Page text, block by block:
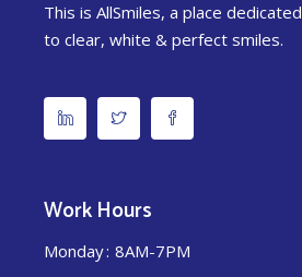
This is AllSmiles, a place dedicated
to clear, white & perfect smiles.
Work Hours
Monday 8AM-7PM